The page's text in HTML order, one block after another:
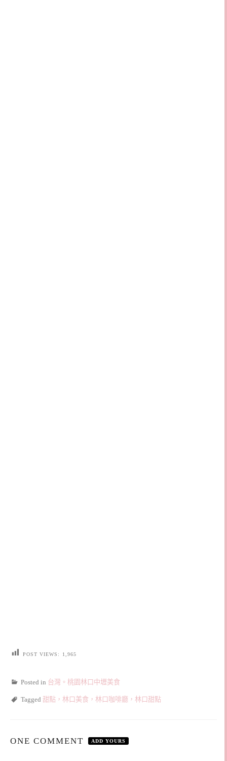
POST VIEWS: 1,965
Posted in 台灣。桃園林口中壢美食
Tagged 甜點，林口美食，林口咖啡廳，林口甜點
ONE COMMENT ADD YOURS